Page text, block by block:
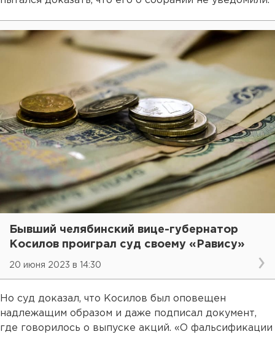
Бывший челябинский вице-губернатор
Косилов проиграл суд своему «Равису»
20 июня 2023 в 14:30
Но суд доказал, что Косилов был оповещен
надлежащим образом и даже подписал документ,
где говорилось о выпуске акций. «О фальсификации